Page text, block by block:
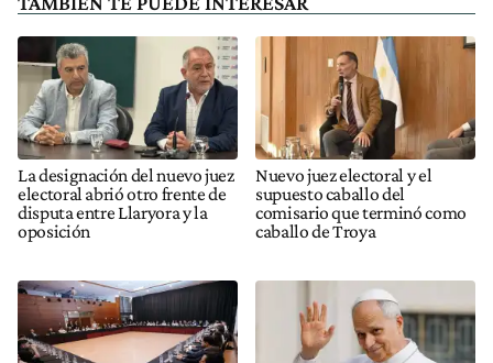
La designación del nuevo juez
electoral abrió otro frente de
disputa entre Llaryora y la
oposición
Nuevo juez electoral y el
supuesto caballo del
comisario que terminó como
caballo de Troya